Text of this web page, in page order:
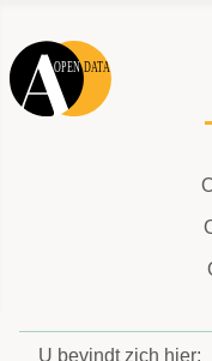
U bevindt zich hier: